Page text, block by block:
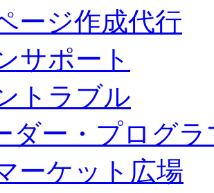
ージ作成代行
サポート
トラブル
ダー・プログラ
ーケット広場